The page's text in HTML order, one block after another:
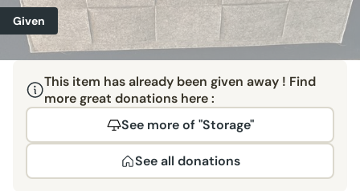
Given
This item has already been given away ! Find
more great donations here :
See more of "Storage"
See all donations